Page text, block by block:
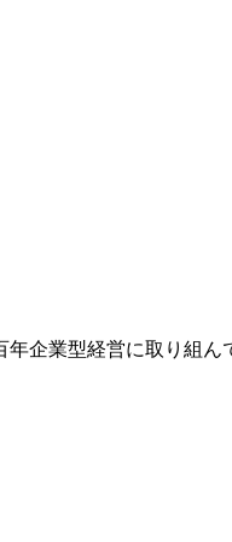
企業型経営に取り組ん